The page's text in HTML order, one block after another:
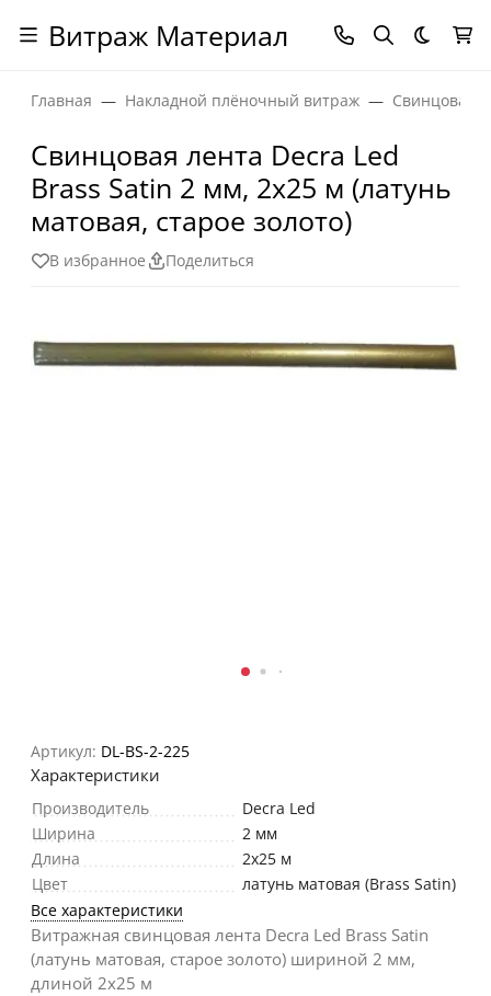
Витраж Материал Темная
Главная Накладной плёночный витраж Свинцовая
Свинцовая лента Decra Led
Brass Satin 2 мм, 2х25 м (латунь
матовая, старое золото)
В избранное Поделиться
Артикул: DL-BS-2-225
Характеристики
Производитель
Decra Led
Ширина
2 мм
Длина
2х25 м
Цвет
латунь матовая (Brass Satin)
Все характеристики
Витражная свинцовая лента Decra Led Brass Satin
(латунь матовая, старое золото) шириной 2 мм,
длиной 2х25 м